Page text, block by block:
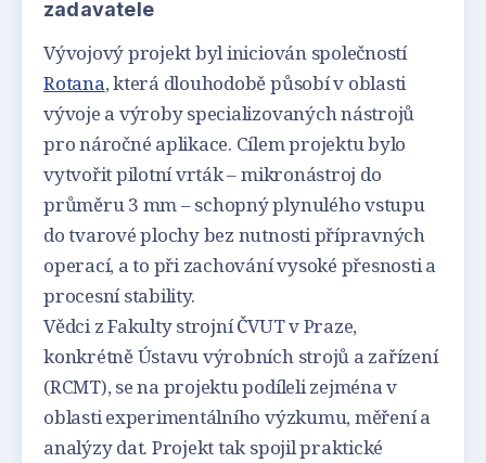
zadavatele
Vývojový projekt byl iniciován společností
Rotana, která dlouhodobě působí v oblasti
vývoje a výroby specializovaných nástrojů
pro náročné aplikace. Cílem projektu bylo
vytvořit pilotní vrták – mikronástroj do
průměru 3 mm – schopný plynulého vstupu
do tvarové plochy bez nutnosti přípravných
operací, a to při zachování vysoké přesnosti a
procesní stability.
Vědci z Fakulty strojní ČVUT v Praze,
konkrétně Ústavu výrobních strojů a zařízení
(RCMT), se na projektu podíleli zejména v
oblasti experimentálního výzkumu, měření a
analýzy dat. Projekt tak spojil praktické